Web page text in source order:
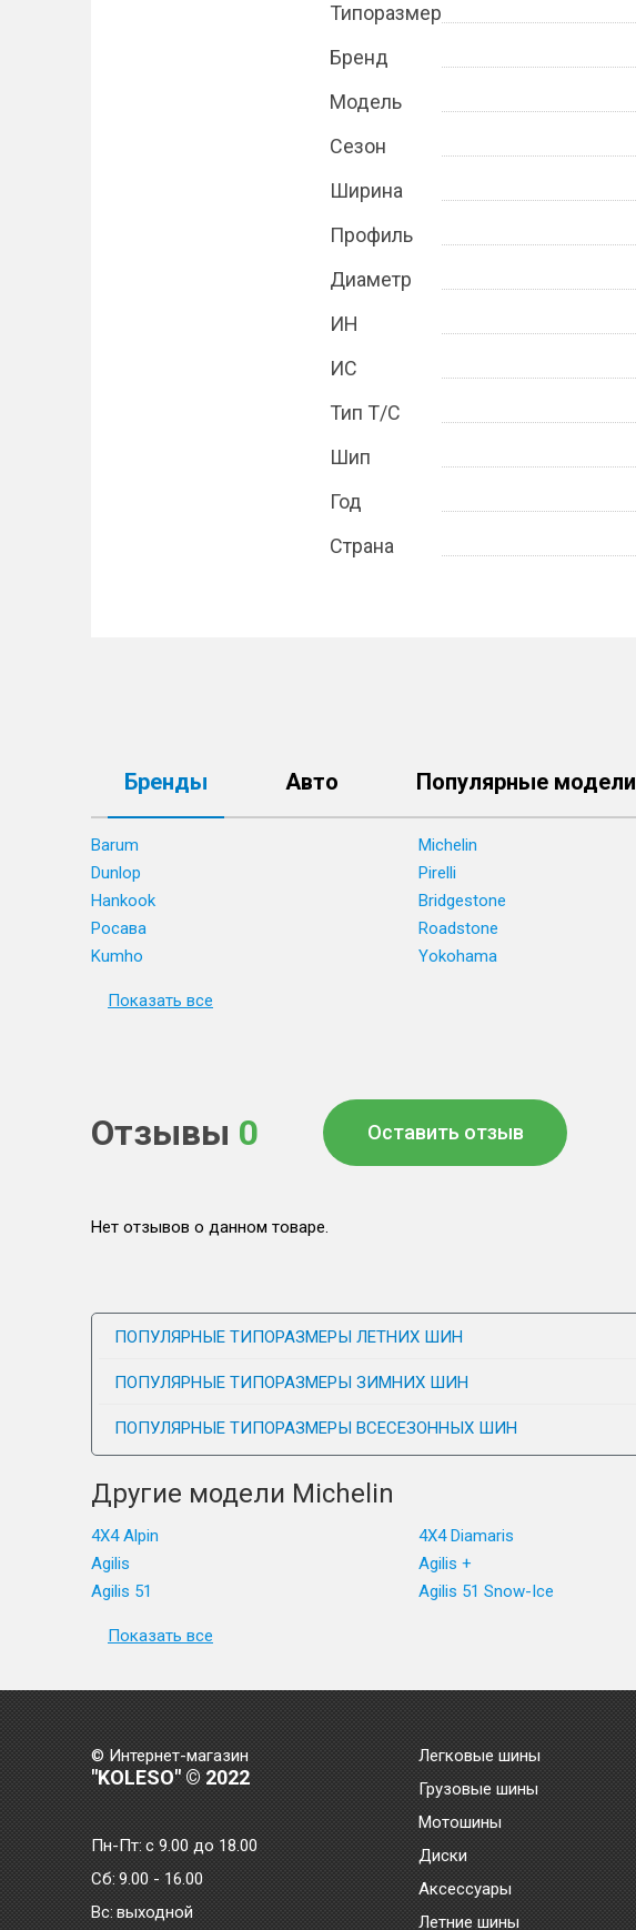
Типоразмер
Бренд
Модель
Сезон
Ширина
Профиль
Диаметр
ИН
ИС
Тип Т/С
Шип
Год
Страна
Бренды Авто Популярные модели
Barum Michelin
Dunlop
Pirelli
Hankook
Bridgestone
Росава
Roadstone
Kumho
Yokohama
Показать все
Отзывы 0 Оставить отзыв
Нет отзывов о данном товаре.
ПОПУЛЯРНЫЕ ТИПОРАЗМЕРЫ ЛЕТНИХ ШИН
ПОПУЛЯРНЫЕ ТИПОРАЗМЕРЫ ЗИМНИХ ШИН
ПОПУЛЯРНЫЕ ТИПОРАЗМЕРЫ ВСЕСЕЗОННЫХ ШИН
Другие модели Michelin
4X4 Alpin 4X4 Diamaris
Agilis
Agilis +
Agilis 51
Agilis 51 Snow-Ice
Показать все
© Интернет-магазин
"KOLESO" © 2022
Пн-Пт:с 9.00 до 18.00
Сб: 9.00 - 16.00
Bc: выходной
Легковые шины
Грузовые шины
Мотошины
Диски
Аксессуары
Летние шины